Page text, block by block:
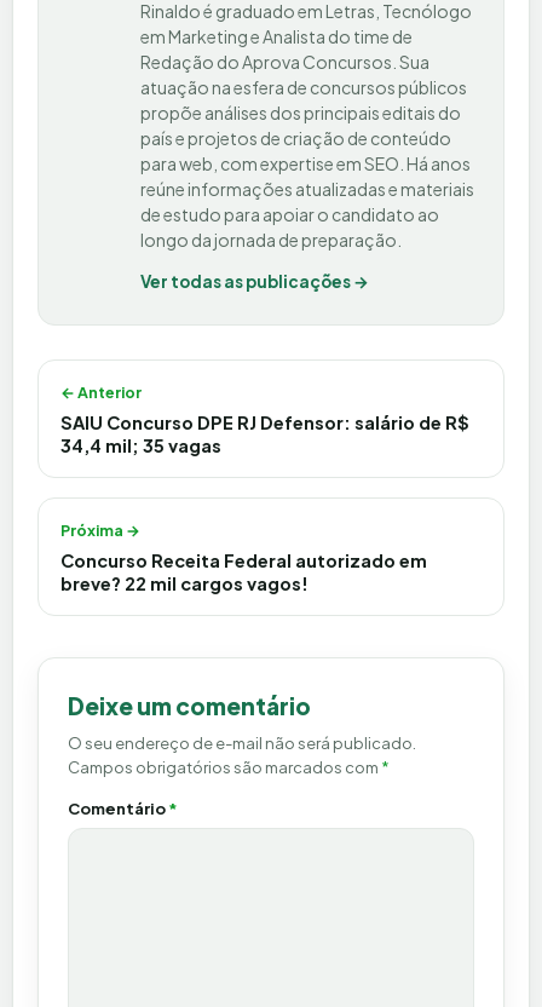
Rinaldo é graduado em Letras, Tecnólogo
em Marketing e Analista do time de
Redação do Aprova Concursos. Sua
atuação na esfera de concursos públicos
propõe análises dos principais editais do
país e projetos de criação de conteúdo
para web, com expertise em SEO. Há anos
reúne informações atualizadas e materiais
de estudo para apoiar o candidato ao
longo da jornada de preparação.
Ver todas as publicações →
Navegação de Post
← Anterior
SAIU Concurso DPE RJ Defensor: salário de R$
34,4 mil; 35 vagas
Próxima →
Concurso Receita Federal autorizado em
breve? 22 mil cargos vagos!
Deixe um comentário
O seu endereço de e-mail não será publicado.
Campos obrigatórios são marcados com *
Comentário*